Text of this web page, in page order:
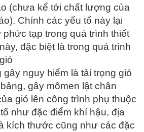
(chưa kể tới chất lượng của
Chính các yếu tố này lại
tạp trong quá trình thiết
đặc biệt là trong quá trình
gây nguy hiểm là tải trọng gió
gây mômen lật chân
gió lên công trình phụ thuộc
như đặc điểm khí hậu, địa
kích thước cũng như các đặc